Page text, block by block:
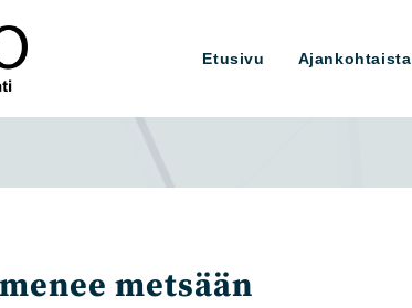
Etusivu Ajankohtaista
metsään